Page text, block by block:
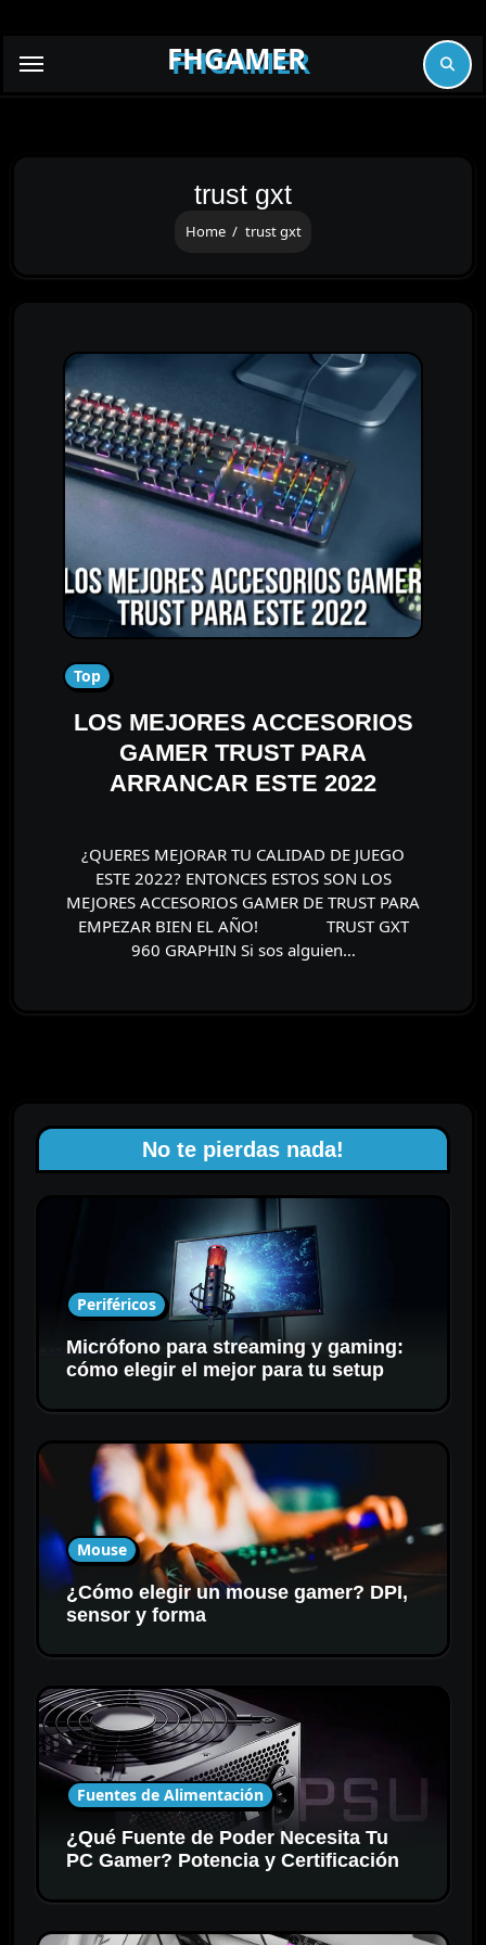
FHGAMER
trust gxt
Home trust gxt
Top
LOS MEJORES ACCESORIOS
GAMER TRUST PARA
ARRANCAR ESTE 2022
¿QUERES MEJORAR TU CALIDAD DE JUEGO
ESTE 2022? ENTONCES ESTOS SON LOS
MEJORES ACCESORIOS GAMER DE TRUST PARA
EMPEZAR BIEN EL AÑO! ⠀⠀⠀⠀⠀ TRUST GXT
960 GRAPHIN Si sos alguien…
No te pierdas nada!
Periféricos
Micrófono para streaming y gaming:
cómo elegir el mejor para tu setup
Mouse
¿Cómo elegir un mouse gamer? DPI,
sensor y forma
Fuentes de Alimentación
¿Qué Fuente de Poder Necesita Tu
PC Gamer? Potencia y Certificación